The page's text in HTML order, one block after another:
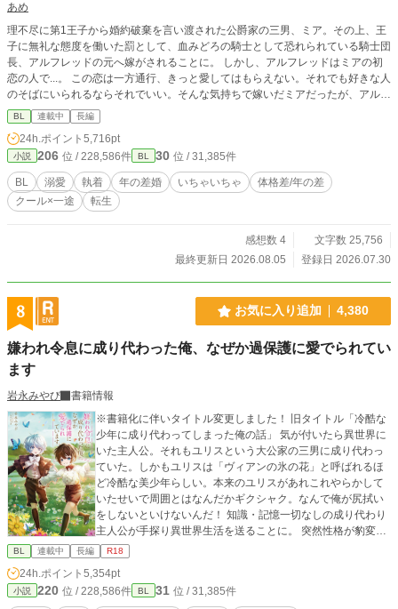
あめ
理不尽に第1王子から婚約破棄を言い渡された公爵家の三男、ミア。その上、王
子に無礼な態度を働いた罰として、血みどろの騎士として恐れられている騎士団
長、アルフレッドの元へ嫁がされることに。 しかし、アルフレッドはミアの初
恋の人で...。 この恋は一方通行、きっと愛してはもらえない。それでも好きな人
のそばにいられるならそれでいい。そんな気持ちで嫁いだミアだったが、アルフ
レッドは、ミアをどうやら溺愛してくれているようで_？ 「…お前は、本当に愛
らしいな」 「や、やめてください…！ 心臓が持たないです…！」 時々波乱もあ
りつついつもラブラブおしどり夫婦(夫夫)の日常。 ────── ※ムーンライトノ
ベルズ様でも連載しております。
BL 連載中 長編
24h.ポイント 5,716pt
小説 206 位 / 228,586件 BL 30 位 / 31,385件
BL 溺愛 執着 年の差婚 いちゃいちゃ
体格差/年の差
クール×一途
転生
感想数 4
文字数 25,756
最終更新日 2026.08.05
登録日 2026.07.30
8 お気に入り追加 4,380
嫌われ令息に成り代わった俺、なぜか過保護に愛でられてい
ます
岩永みやび
書籍情報
※書籍化に伴いタイトル変更しました！ 旧タイトル「冷酷な
少年に成り代わってしまった俺の話」 気が付いたら異世界に
いた主人公。それもユリスという大公家の三男に成り代わっ
ていた。しかもユリスは「ヴィアンの氷の花」と呼ばれるほ
ど冷酷な美少年らしい。本来のユリスがあれこれやらかして
いたせいで周囲とはなんだかギクシャク。なんで俺が尻拭い
をしないといけないんだ！ 知識・記憶一切なしの成り代わり
主人公が手探り異世界生活を送ることに。 突然性格が豹変し
たユリスに戸惑う周囲を翻弄しつつ異世界ライフを楽しむお
話です。 ※基本ほのぼの路線です。不定期更新。冒頭から少
しですが流血表現あります。苦手な方はご注意下さい。
BL 連載中 長編 R18
24h.ポイント 5,354pt
小説 220 位 / 228,586件 BL 31 位 / 31,385件